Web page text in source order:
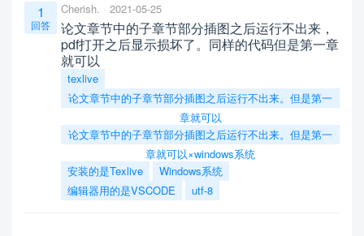
1
回答
Cherish. 2021-05-25
论文章节中的子章节部分插图之后运行不出来，
pdf打开之后显示损坏了。同样的代码但是第一章
就可以
texlive
论文章节中的子章节部分插图之后运行不出来。但是第一
章就可以
论文章节中的子章节部分插图之后运行不出来。但是第一
章就可以×windows系统
安装的是Texlive
Windows系统
编辑器用的是VSCODE
utf-8